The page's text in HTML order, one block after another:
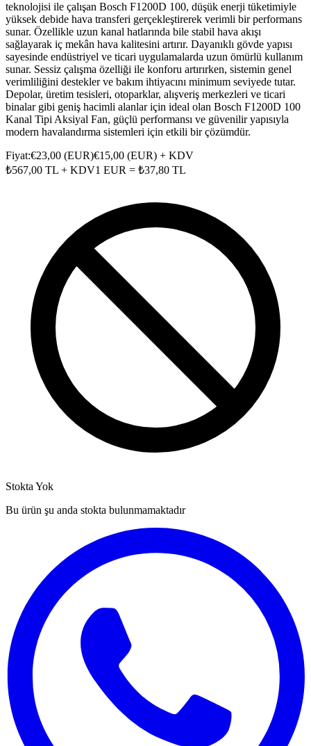
teknolojisi ile çalışan Bosch F1200D 100, düşük enerji tüketimiyle
yüksek debide hava transferi gerçekleştirerek verimli bir performans
sunar. Özellikle uzun kanal hatlarında bile stabil hava akışı
sağlayarak iç mekân hava kalitesini artırır. Dayanıklı gövde yapısı
sayesinde endüstriyel ve ticari uygulamalarda uzun ömürlü kullanım
sunar. Sessiz çalışma özelliği ile konforu artırırken, sistemin genel
verimliliğini destekler ve bakım ihtiyacını minimum seviyede tutar.
Depolar, üretim tesisleri, otoparklar, alışveriş merkezleri ve ticari
binalar gibi geniş hacimli alanlar için ideal olan Bosch F1200D 100
Kanal Tipi Aksiyal Fan, güçlü performansı ve güvenilir yapısıyla
modern havalandırma sistemleri için etkili bir çözümdür.
Fiyat:€23,00 (EUR)€15,00 (EUR) + KDV
₺567,00 TL + KDV1 EUR = ₺37,80 TL
Stokta Yok
Bu ürün şu anda stokta bulunmamaktadır